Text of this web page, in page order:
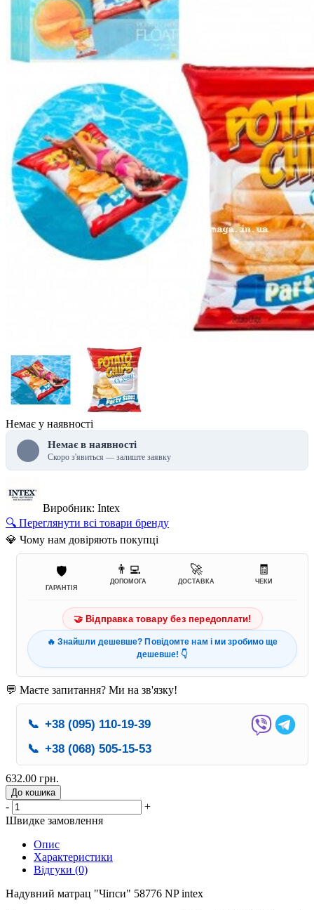
Немає у наявності
Немає в наявності
Скоро з'явиться — залиште заявку
Виробник: Intex
🔍 Переглянути всі товари бренду
💎 Чому нам довіряють покупці
🛡️
ГАРАНТІЯ
👨‍💻
ДОПОМОГА
🚀
ДОСТАВКА
🧾
ЧЕКИ
🤝 Відправка товару без передоплати!
🔥 Знайшли дешевше? Повідомте нам і ми зробимо ще
дешевше! 👇
💬 Маєте запитання? Ми на зв'язку!
📞 +38 (095) 110-19-39
📞 +38 (068) 505-15-53
632.00 грн.
До кошика
-
+
Швидке замовлення
Опис
Характеристики
Відгуки (0)
Надувний матрац "Чіпси" 58776 NP intex